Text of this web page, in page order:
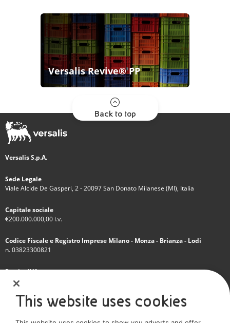
Versalis Revive® PP
Back to top
Versalis S.p.A.
Sede Legale
Viale Alcide De Gasperi, 2 - 20097 San Donato Milanese (MI), Italia
Capitale sociale
€200.000.000,00 i.v.
Codice Fiscale e Registro Imprese Milano - Monza - Brianza - Lodi
n. 03823300821
Partita IVA
IT 01768800748 - R.E.A. Milano n.1351279
Società soggetta all'attività di direzione e coordinamento dell'Eni S.p.A.
This website uses cookies